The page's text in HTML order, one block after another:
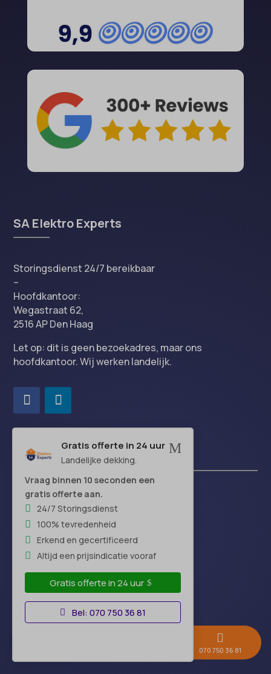
M
Gratis offerte in 24 uur
Landelijke dekking.
Vraag binnen 10 seconden een
gratis offerte aan.
24/7 Storingsdienst
100% tevredenheid
Erkend en gecertificeerd
Altijd een prijsindicatie vooraf
Gratis offerte in 24 uur
Bel: 070 750 36 81
SA Elektro Experts
Storingsdienst 24/7 bereikbaar
–
Hoofdkantoor:
Wegastraat 62,
2516 AP Den Haag
Let op: dit is geen bezoekadres, maar ons
hoofdkantoor. Wij werken landelijk.
Handige links
Over-ons
Blog
FAQ
Offerte-vergelijken
Beoordelingen
Algemene voorwaarden
Disclaimer
Begrippenlijst

070 750 36 81